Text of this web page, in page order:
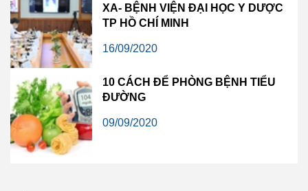
XA- BỆNH VIỆN ĐẠI HỌC Y DƯỢC
TP HỒ CHÍ MINH
16/09/2020
10 CÁCH ĐỂ PHÒNG BỆNH TIỂU
ĐƯỜNG
09/09/2020